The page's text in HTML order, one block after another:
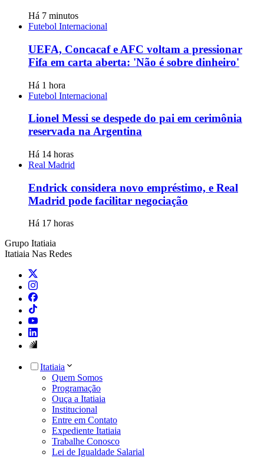
Há 7 minutos
Futebol Internacional
UEFA, Concacaf e AFC voltam a pressionar
Fifa em carta aberta: 'Não é sobre dinheiro'
Há 1 hora
Futebol Internacional
Lionel Messi se despede do pai em cerimônia
reservada na Argentina
Há 14 horas
Real Madrid
Endrick considera novo empréstimo, e Real
Madrid pode facilitar negociação
Há 17 horas
Grupo Itatiaia
Itatiaia Nas Redes
Itatiaia
Quem Somos
Programação
Ouça a Itatiaia
Institucional
Entre em Contato
Expediente Itatiaia
Trabalhe Conosco
Lei de Igualdade Salarial